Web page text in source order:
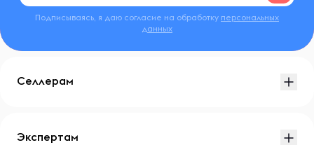
Подписываясь, я даю согласие на обработку персональных
данных
Селлерам
Экспертам